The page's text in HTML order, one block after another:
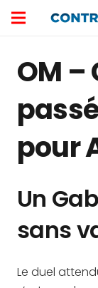
OM –
pour
Un
sans
Le duel